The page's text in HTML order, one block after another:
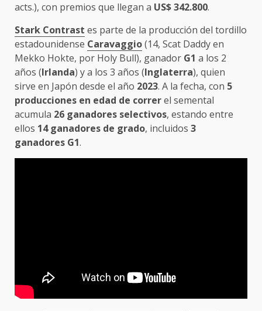
acts.), con premios que llegan a US$ 342.800.
Stark Contrast es parte de la producción del tordillo
estadounidense Caravaggio(14, Scat Daddy en
Mekko Hokte, por Holy Bull), ganador G1 a los 2
años (Irlanda) y a los 3 años (Inglaterra), quien
sirve en Japón desde el año 2023. A la fecha, con 5
producciones en edad de correrel semental
acumula 26 ganadores selectivos, estando entre
ellos 14 ganadores de grado, incluidos 3
ganadores G1.